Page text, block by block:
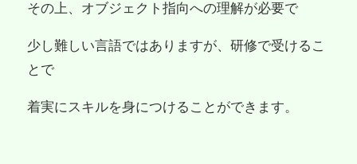
その上、オブジェクト指向への理解が必要で
少し難しい言語ではありますが、研修で受けるこ
とで
着実にスキルを身につけることができます。